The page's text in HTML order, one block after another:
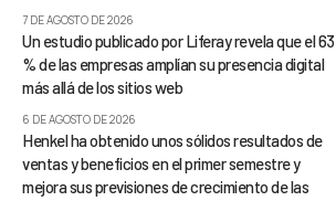
7 DE AGOSTO DE 2026
Un estudio publicado por Liferay revela que el 63
% de las empresas amplían su presencia digital
más allá de los sitios web
6 DE AGOSTO DE 2026
Henkel ha obtenido unos sólidos resultados de
ventas y beneficios en el primer semestre y
mejora sus previsiones de crecimiento de las